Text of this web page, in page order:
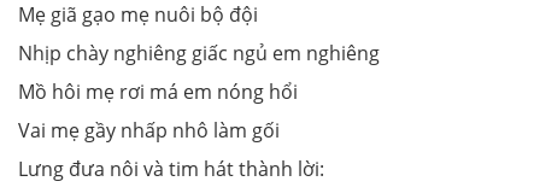
Mẹ giã gạo mẹ nuôi bộ đội
Nhịp chày nghiêng giấc ngủ em nghiêng
Mồ hôi mẹ rơi má em nóng hổi
Vai mẹ gầy nhấp nhô làm gối
Lưng đưa nôi và tim hát thành lời: